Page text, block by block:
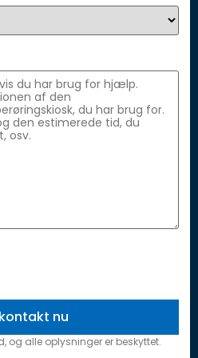
og alle oplysninger er beskyttet.